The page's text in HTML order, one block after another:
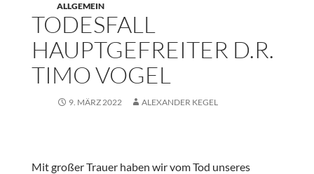
ALLGEMEIN
TODESFALL
HAUPTGEFREITER D.R.
TIMO VOGEL
9. MÄRZ 2022 ALEXANDER KEGEL
Mit großer Trauer haben wir vom Tod unseres